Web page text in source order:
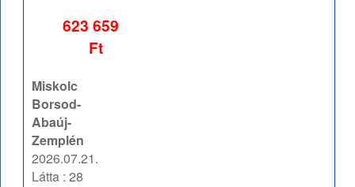
623 659
Ft
Miskolc
Borsod-
Abaúj-
Zemplén
2026.07.21.
Látta : 28